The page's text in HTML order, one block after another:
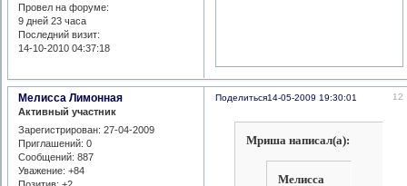
Провел на форуме:
9 дней 23 часа
Последний визит:
14-10-2010 04:37:18
Поделиться 12
14-05-2009 19:30:01
Мелисса Лимонная
Активный участник
Зарегистрирован: 27-04-2009
Приглашений: 0
Сообщений: 887
Уважение: +84
Мриша написал(а):
Мелисса